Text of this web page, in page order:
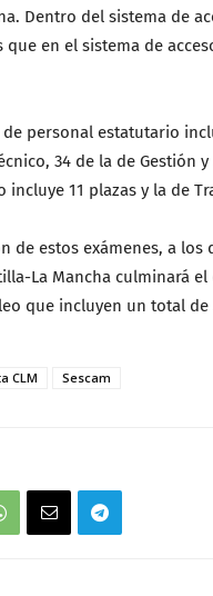
Dentro del sistema de
que en el sistema de
de personal estatutario
34 de la de Gestión
incluye 11 plazas y la de
de estos exámenes, a
La Mancha culminará
que incluyen un total de
CLM Sescam